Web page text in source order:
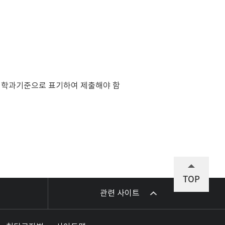
과기준으로 표기하여 제출해야 함
관련 사이트
TOP